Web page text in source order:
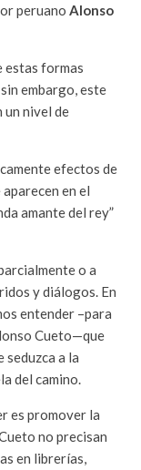
peruano Alonso
estas formas
embargo, este
un nivel de
efectos de
en el
amante del rey”
o a
y diálogos. En
entender –para
Cueto—que
seduzca a la
del camino.
es promover la
no precisan
en librerías,